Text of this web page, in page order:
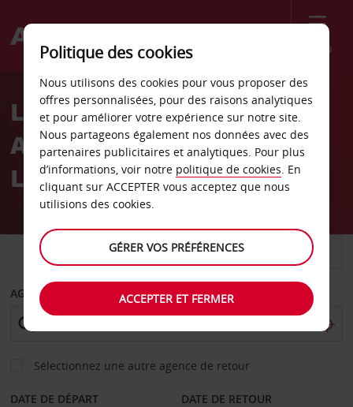
Menu
Welcome
AvisLocation de voiture
Aéroport international de
La Union
UTILITAIRE
AGENCE DE DÉPART
Sélectionnez une autre agence de retour
DATE DE DÉPART DATE DE RETOUR
Politique des cookies
Nous utilisons des cookies pour vous proposer des
offres personnalisées, pour des raisons analytiques
et pour améliorer votre expérience sur notre site.
Nous partageons également nos données avec des
partenaires publicitaires et analytiques. Pour plus
d’informations, voir notre politique de cookies. En
cliquant sur ACCEPTER vous acceptez que nous
utilisions des cookies.
GÉRER VOS PRÉFÉRENCES
ACCEPTER ET FERMER